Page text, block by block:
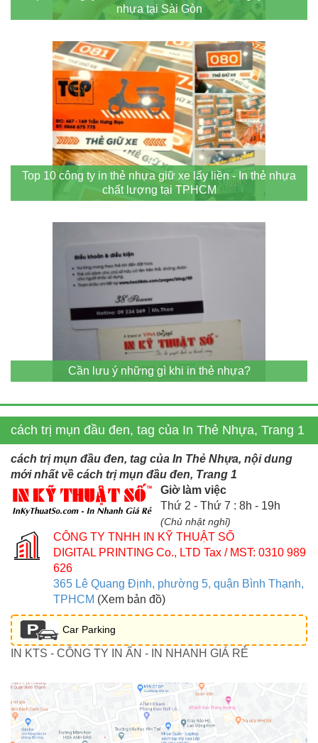
nhựa tại Sài Gòn
Top 10 công ty in thẻ nhựa giữ xe lấy liền - In thẻ nhựa
chất lượng tại TPHCM
Cần lưu ý những gì khi in thẻ nhựa?
cách trị mụn đầu đen, tag của In Thẻ Nhựa, Trang 1
cách trị mụn đầu đen, tag của In Thẻ Nhựa, nội dung
mới nhất về cách trị mụn đầu đen, Trang 1
Giờ làm việc
Thứ 2 - Thứ 7 : 8h - 19h
(Chủ nhật nghỉ)
CÔNG TY TNHH IN KỸ THUẬT SỐ
DIGITAL PRINTING Co., LTD Tax / MST: 0310 989
626
365 Lê Quang Định, phường 5, quận Bình Thạnh,
TPHCM (Xem bản đồ)
Car Parking
IN KTS - CÔNG TY IN ẤN - IN NHANH GIÁ RẺ